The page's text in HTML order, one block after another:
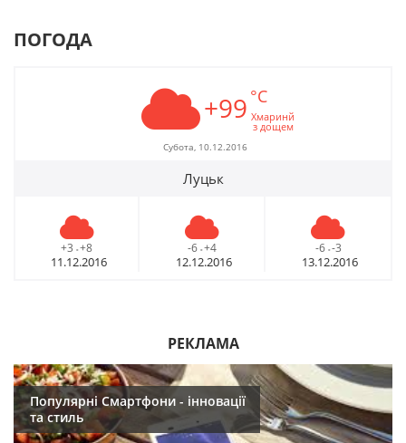
ПОГОДА
+99 °C
Хмаринй
з дощем
Субота, 10.12.2016
Луцьк
+3 - +8
11.12.2016
-6 - +4
12.12.2016
-6 - -3
13.12.2016
РЕКЛАМА
Популярні Смартфони - інновації
та стиль